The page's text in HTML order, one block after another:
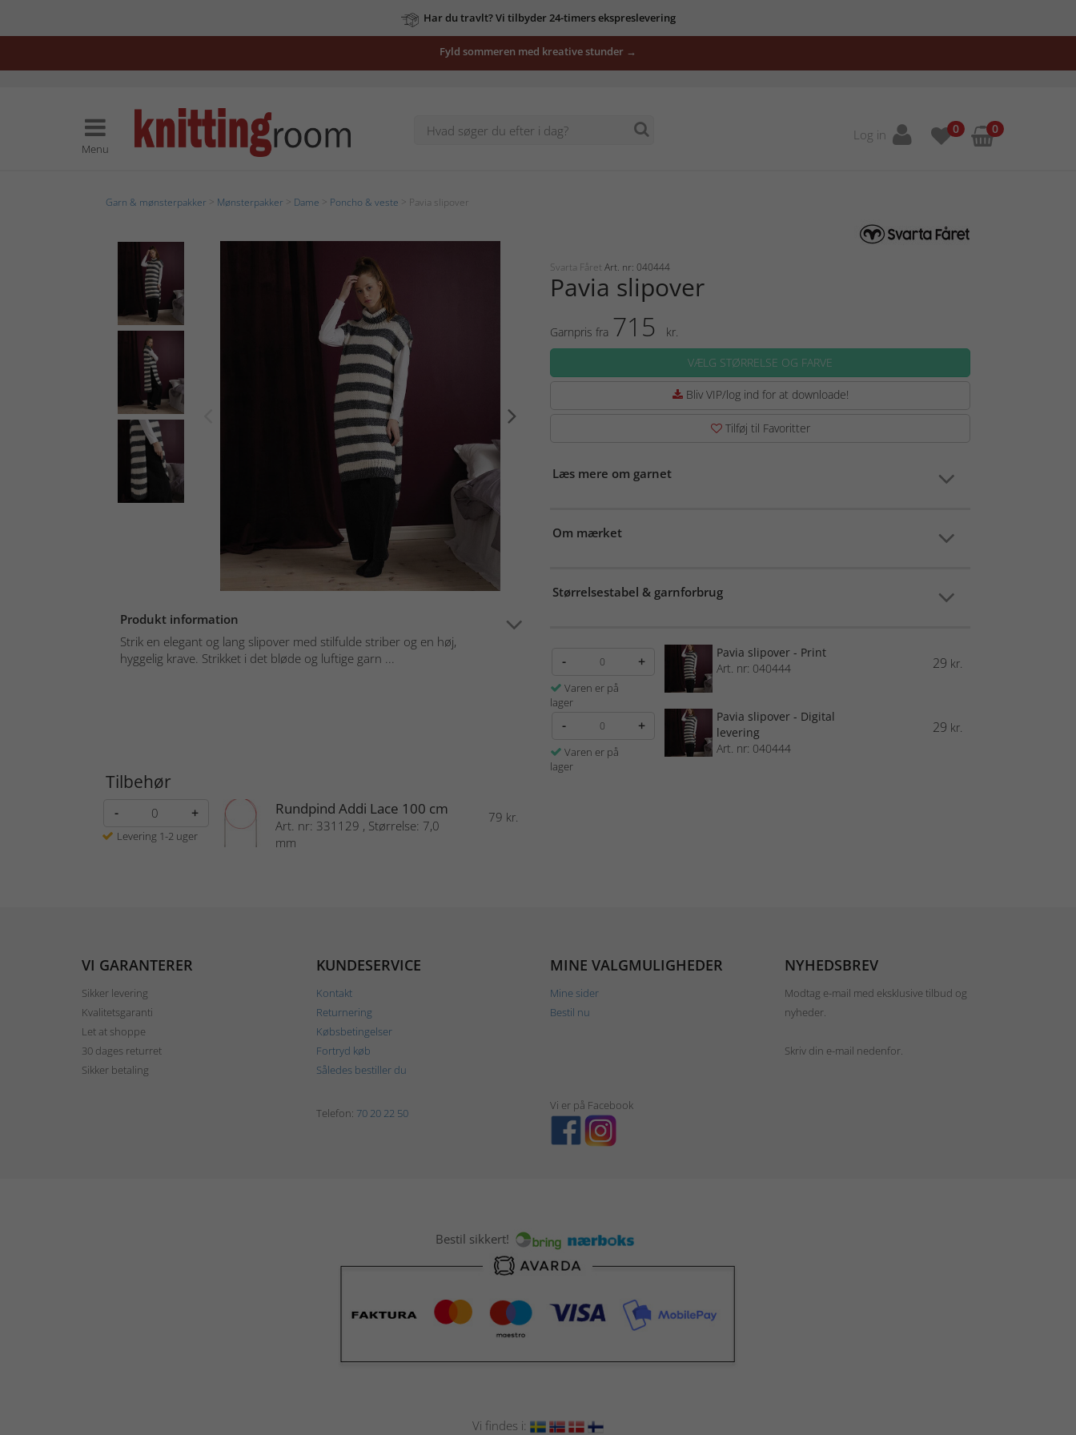
Har du travlt? Vi tilbyder 24-timers ekspreslevering
Fyld sommeren med kreative stunder →
Menu
Log in 0 0
Garn & mønsterpakker Mønsterpakker Dame Poncho & veste > Pavia slipover
Produkt information
Strik en elegant og lang slipover med stilfulde striber og en høj,
hyggelig krave. Strikket i det bløde og luftige garn ...
Svarta Fåret Art. nr: 040444
Pavia slipover
Garnpris fra 715
kr.
VÆLG STØRRELSE OG FARVE
Bliv VIP/log ind for at downloade!
Tilføj til Favoritter
Læs mere om garnet
Om mærket
Størrelsestabel & garnforbrug
- +
Varen er på
lager
Pavia slipover - Print
Art. nr: 040444
29 kr.
- +
Varen er på
lager
Pavia slipover - Digital
levering
Art. nr: 040444
29 kr.
Tilbehør
- +
Levering 1-2 uger
Rundpind Addi Lace 100 cm
Art. nr: 331129 , Størrelse: 7,0
mm
79 kr.
VI GARANTERER
Sikker levering
Kvalitetsgaranti
Let at shoppe
30 dages returret
Sikker betaling
KUNDESERVICE
Kontakt
Returnering
Købsbetingelser
Fortryd køb
Således bestiller du
MINE VALGMULIGHEDER
Mine sider
Bestil nu
NYHEDSBREV
Modtag e-mail med eksklusive tilbud og
nyheder.
Skriv din e-mail nedenfor.
Telefon: 70 20 22 50
Vi er på Facebook
Bestil sikkert!
Vi findes i: